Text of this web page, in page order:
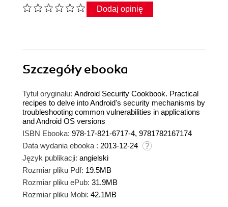
Dodaj opinię
Szczegółyebooka
Tytuł oryginału: Android Security Cookbook. Practical
recipes to delve into Android's security mechanisms by
troubleshooting common vulnerabilities in applications
and Android OS versions
ISBN Ebooka: 978-17-821-6717-4, 9781782167174
Data wydania ebooka : 2013-12-24
Język publikacji: angielski
Rozmiar pliku Pdf: 19.5MB
Rozmiar pliku ePub: 31.9MB
Rozmiar pliku Mobi: 42.1MB